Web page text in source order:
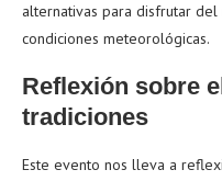
alternativas para disfrutar
condiciones meteorológicas.
Reflexión sobre
tradiciones
Este evento nos lleva a